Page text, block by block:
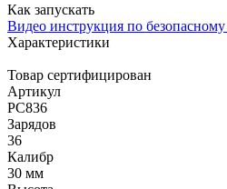
Как запускать
Видео инструкция по безопасному
Характеристики
Товар сертифицирован
Артикул
РС836
Зарядов
36
Калибр
30 мм